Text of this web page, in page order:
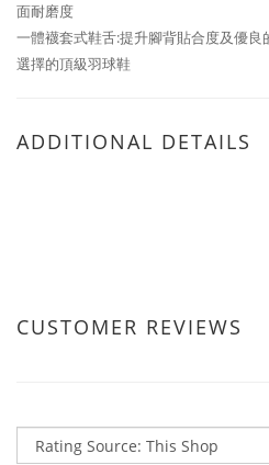
面耐磨度
一體襪套式鞋舌:提升腳背貼合度及優
選擇的頂級羽球鞋
ADDITIONAL DETAILS
CUSTOMER REVIEWS